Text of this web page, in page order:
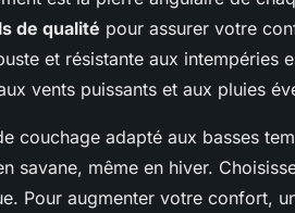
de qualité pour assurer votre
et résistante aux intempéries
vents puissants et aux pluies
couchage adapté aux basses
savane, même en hiver.
Pour augmenter votre confort,